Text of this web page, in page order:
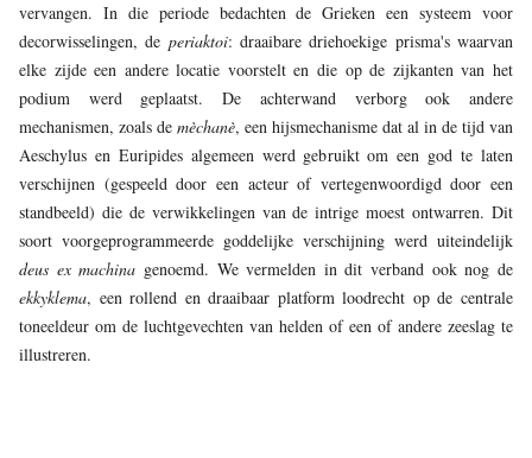
vervangen. In die periode bedachten de Grieken een systeem voor
decorwisselingen, de periaktoi: draaibare driehoekige prisma's waarvan
elke zijde een andere locatie voorstelt en die op de zijkanten van het
podium werd geplaatst. De achterwand verborg ook andere
mechanismen, zoals de mèchanè, een hijsmechanisme dat al in de tijd van
Aeschylus en Euripides algemeen werd gebruikt om een god te laten
verschijnen (gespeeld door een acteur of vertegenwoordigd door een
standbeeld) die de verwikkelingen van de intrige moest ontwarren. Dit
soort voorgeprogrammeerde goddelijke verschijning werd uiteindelijk
deus ex machina genoemd. We vermelden in dit verband ook nog de
ekkyklema, een rollend en draaibaar platform loodrecht op de centrale
toneeldeur om de luchtgevechten van helden of een of andere zeeslag te
illustreren.